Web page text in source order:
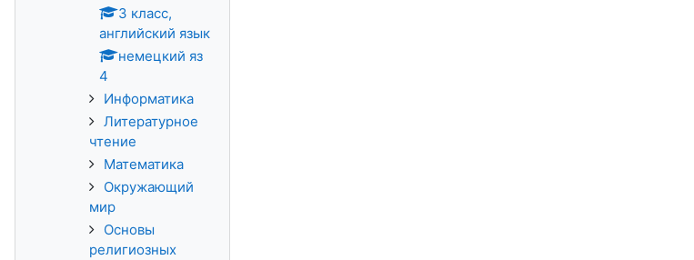
3 класс,
английский язык
немецкий яз
4
Информатика
Литературное
чтение
Математика
Окружающий
мир
Основы
религиозных